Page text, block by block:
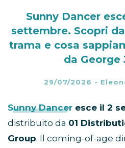
Sunny Dancer
settembre. Scopri
trama e cosa
da George
29/07/2026 -
Sunny Dancer esce il 2
distribuito da 01
Group. Il coming-of-age